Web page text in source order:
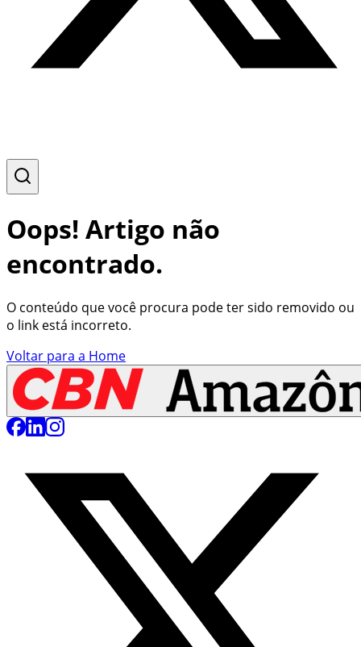
Oops! Artigo não
encontrado.
O conteúdo que você procura pode ter sido removido ou
o link está incorreto.
Voltar para a Home